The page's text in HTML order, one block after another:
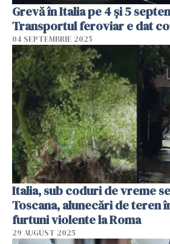
Grevă în Italia pe 4 și 5
Transportul feroviar e dat
04 SEPTEMBRIE 2025
Italia, sub coduri de vreme
Toscana, alunecări de teren
furtuni violente la Roma
29 AUGUST 2025